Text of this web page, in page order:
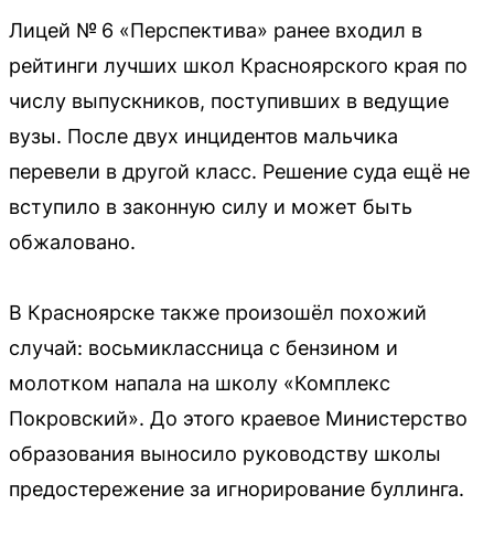
Лицей № 6 «Перспектива» ранее входил в
рейтинги лучших школ Красноярского края по
числу выпускников, поступивших в ведущие
вузы. После двух инцидентов мальчика
перевели в другой класс. Решение суда ещё не
вступило в законную силу и может быть
обжаловано.
В Красноярске также произошёл похожий
случай: восьмиклассница с бензином и
молотком напала на школу «Комплекс
Покровский». До этого краевое Министерство
образования выносило руководству школы
предостережение за игнорирование буллинга.